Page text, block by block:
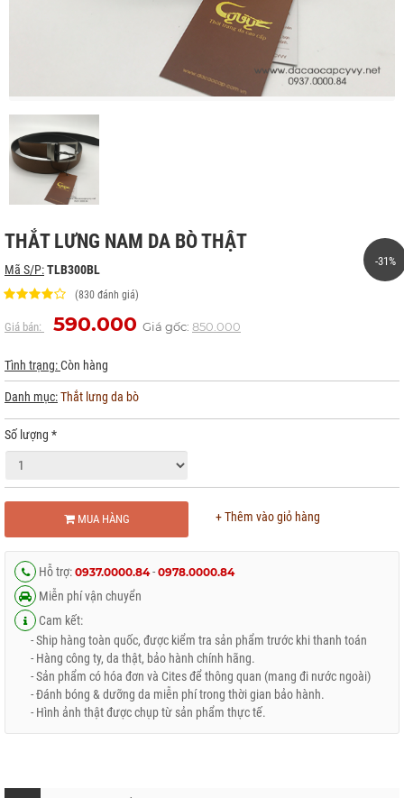
-31%
THẮT LƯNG NAM DA BÒ THẬT
Mã S/P:TLB300BL
(830 đánh giá)
Giá bán: 590.000 Giá gốc: 850.000
Tình trạng:Còn hàng
Danh mục:Thắt lưng da bò
Số lượng *
MUA HÀNG + Thêm vào giỏ hàng
Hỗ trợ: 0937.0000.84- 0978.0000.84
Miễn phí vận chuyển
Cam kết:
- Ship hàng toàn quốc, được kiểm tra sản phẩm trước khi thanh toán
- Hàng công ty, da thật, bảo hành chính hãng.
- Sản phẩm có hóa đơn và Cites để thông quan (mang đi nước ngoài)
- Đánh bóng & dưỡng da miễn phí trong thời gian bảo hành.
- Hình ảnh thật được chụp từ sản phẩm thực tế.